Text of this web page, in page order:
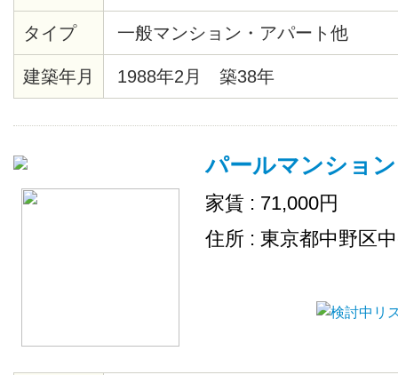
タイプ 一般マンション・アパート他
建築年月 1988年2月 築38年
パールマンション
家賃 : 71,000円
住所 : 東京都中野区